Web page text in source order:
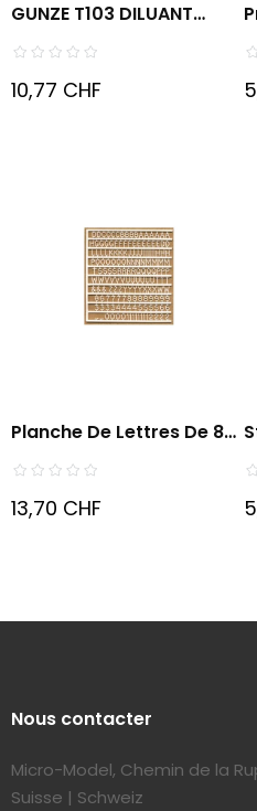
GUNZE T103 DILUANT
250ml...
10,77 CHF
Planche De Lettres De 8
Mm...
13,70 CHF
Nous contacter
Micro-Model, Chemin de la
Suisse | Schweiz